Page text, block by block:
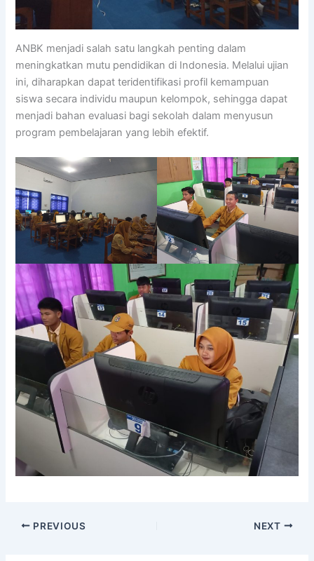
ANBK menjadi salah satu langkah penting dalam
meningkatkan mutu pendidikan di Indonesia. Melalui ujian
ini, diharapkan dapat teridentifikasi profil kemampuan
siswa secara individu maupun kelompok, sehingga dapat
menjadi bahan evaluasi bagi sekolah dalam menyusun
program pembelajaran yang lebih efektif.
PREVIOUS NEXT